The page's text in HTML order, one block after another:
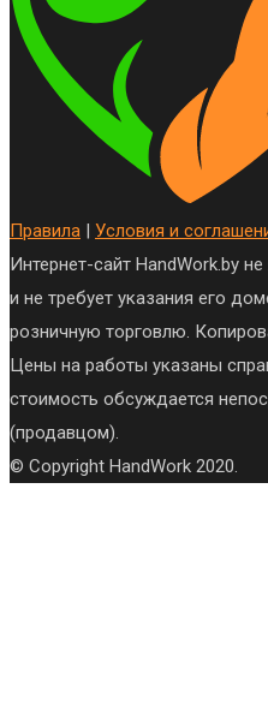
Правила | Условия и
Интернет-сайт HandWork.by
и не требует указания его
розничную торговлю.
Цены на работы указаны
стоимость обсуждается
(продавцом).
© Copyright HandWork 2020.